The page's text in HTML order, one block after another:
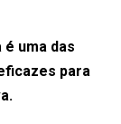
uma das
para